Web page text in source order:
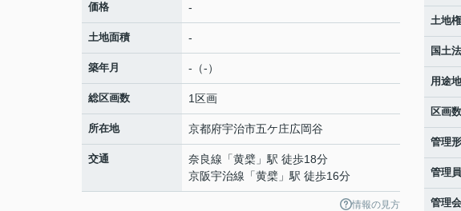
価格 -
土地面積 -
築年月 -（-）
総区画数 1区画
所在地 京都府宇治市五ケ庄広岡谷
交通 奈良線 「黄檗 」駅 徒歩18分
京阪宇治線 「黄檗 」駅 徒歩16分
情報の見方
土地
国土
用途
区画数
管理
管理
管理